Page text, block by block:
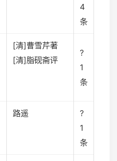
4
条
[清]曹雪芹著
[清]脂砚斋评
?
1
条
路遥
?
1
条